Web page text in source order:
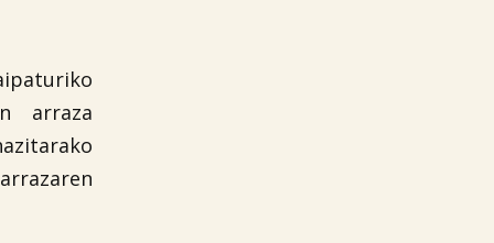
arraza